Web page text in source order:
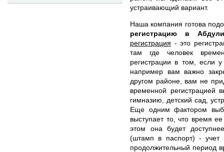
устраивающий вариант.
Наша компания готова
регистрацию в
регистрация - это
там где человек
регистрации в том, если
например вам важно
другом районе, вам не
временной регистрацией
гимназию, детский сад,
Еще одним фактором
выступает то, что время
этом она будет
(штамп в паспорт) - учет
продолжительный период